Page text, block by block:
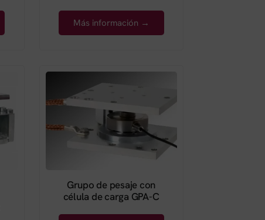
Más información →
Grupo de pesaje con
célula de carga GPA-C